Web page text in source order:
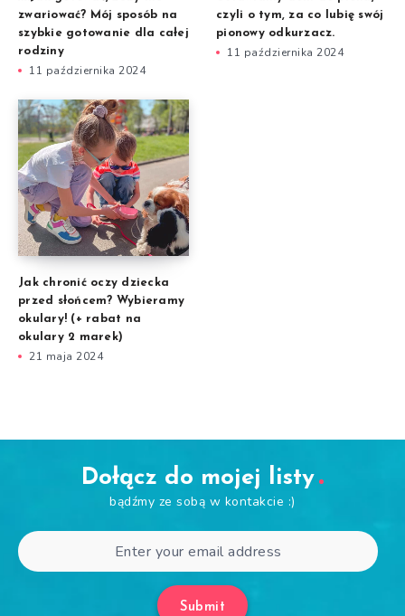
zwariować? Mój sposób na
szybkie gotowanie dla całej
rodziny
11 października 2024
czyli o tym, za co lubię swój
pionowy odkurzacz.
11 października 2024
Jak chronić oczy dziecka
przed słońcem? Wybieramy
okulary! (+ rabat na
okulary 2 marek)
21 maja 2024
Dołącz do mojej listy
bądźmy ze sobą w kontakcie :)
Submit